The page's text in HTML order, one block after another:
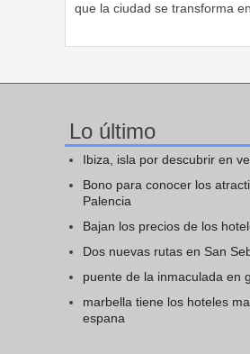
que la ciudad se transforma
Lo último
Ibiza, isla por descubrir en
Bono para conocer los
Palencia
Bajan los precios de los
Dos nuevas rutas en San
puente de la inmaculada en
marbella tiene los hoteles
espana